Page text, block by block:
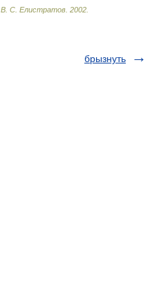
В. С. Елистратов 2002
брызнуть